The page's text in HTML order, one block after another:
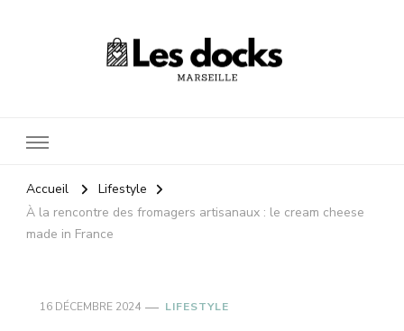
Accueil
Lifestyle
À la rencontre des fromagers artisanaux : le cream cheese
made in France
16 DÉCEMBRE 2024 LIFESTYLE